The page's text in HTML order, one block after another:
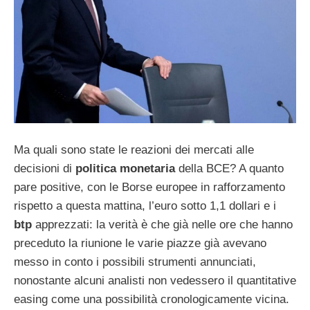
Ma quali sono state le reazioni dei mercati alle
decisioni di politica monetariadella BCE? A quanto
pare positive, con le Borse europee in rafforzamento
rispetto a questa mattina, l’euro sotto 1,1 dollari e i
btp apprezzati: la verità è che già nelle ore che hanno
preceduto la riunione le varie piazze già avevano
messo in conto i possibili strumenti annunciati,
nonostante alcuni analisti non vedessero il quantitative
easing come una possibilità cronologicamente vicina.